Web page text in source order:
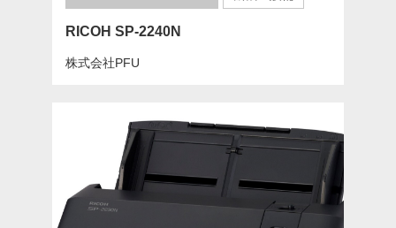
RICOH SP-2240N
株式会社PFU